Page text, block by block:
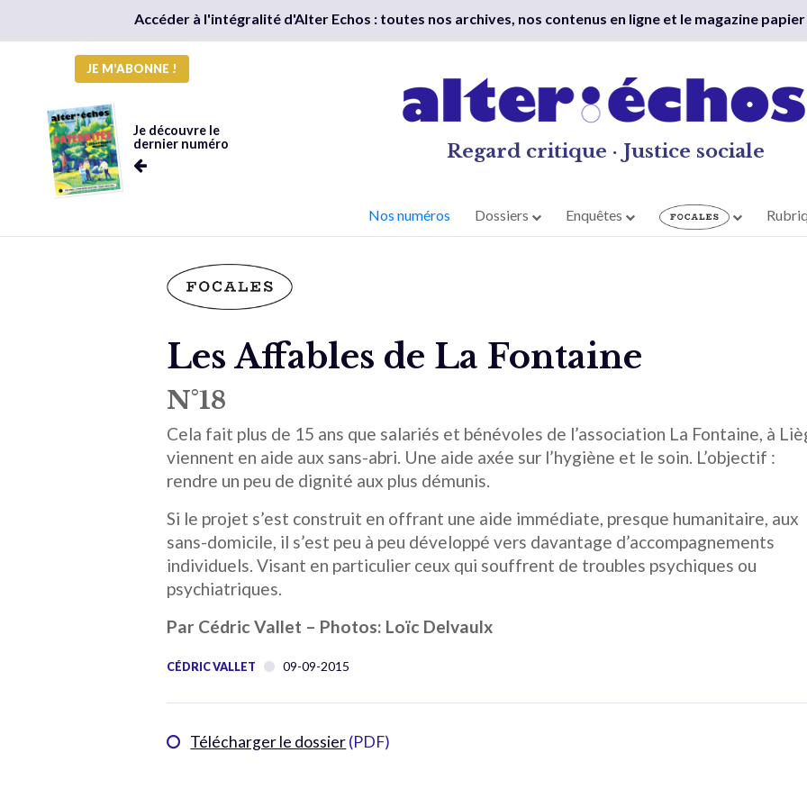
Accéder à l'intégralité d'Alter Echos : toutes nos archives, nos contenus en ligne et le magazine
JE M'ABONNE !
Je découvre le
dernier numéro
Regard critique · Justice sociale
Nos numéros Dossiers Enquêtes
Les Affables de La Fontaine
N°18
Cela fait plus de 15 ans que salariés et bénévoles de l’association La Fontaine, à
viennent en aide aux sans-abri. Une aide axée sur l’hygiène et le soin. L’objectif :
rendre un peu de dignité aux plus démunis.
Si le projet s’est construit en offrant une aide immédiate, presque humanitaire, aux
sans-domicile, il s’est peu à peu développé vers davantage d’accompagnements
individuels. Visant en particulier ceux qui souffrent de troubles psychiques ou
psychiatriques.
Par Cédric Vallet – Photos: Loïc Delvaulx
CÉDRIC VALLET 09-09-2015
Télécharger le dossier(PDF)